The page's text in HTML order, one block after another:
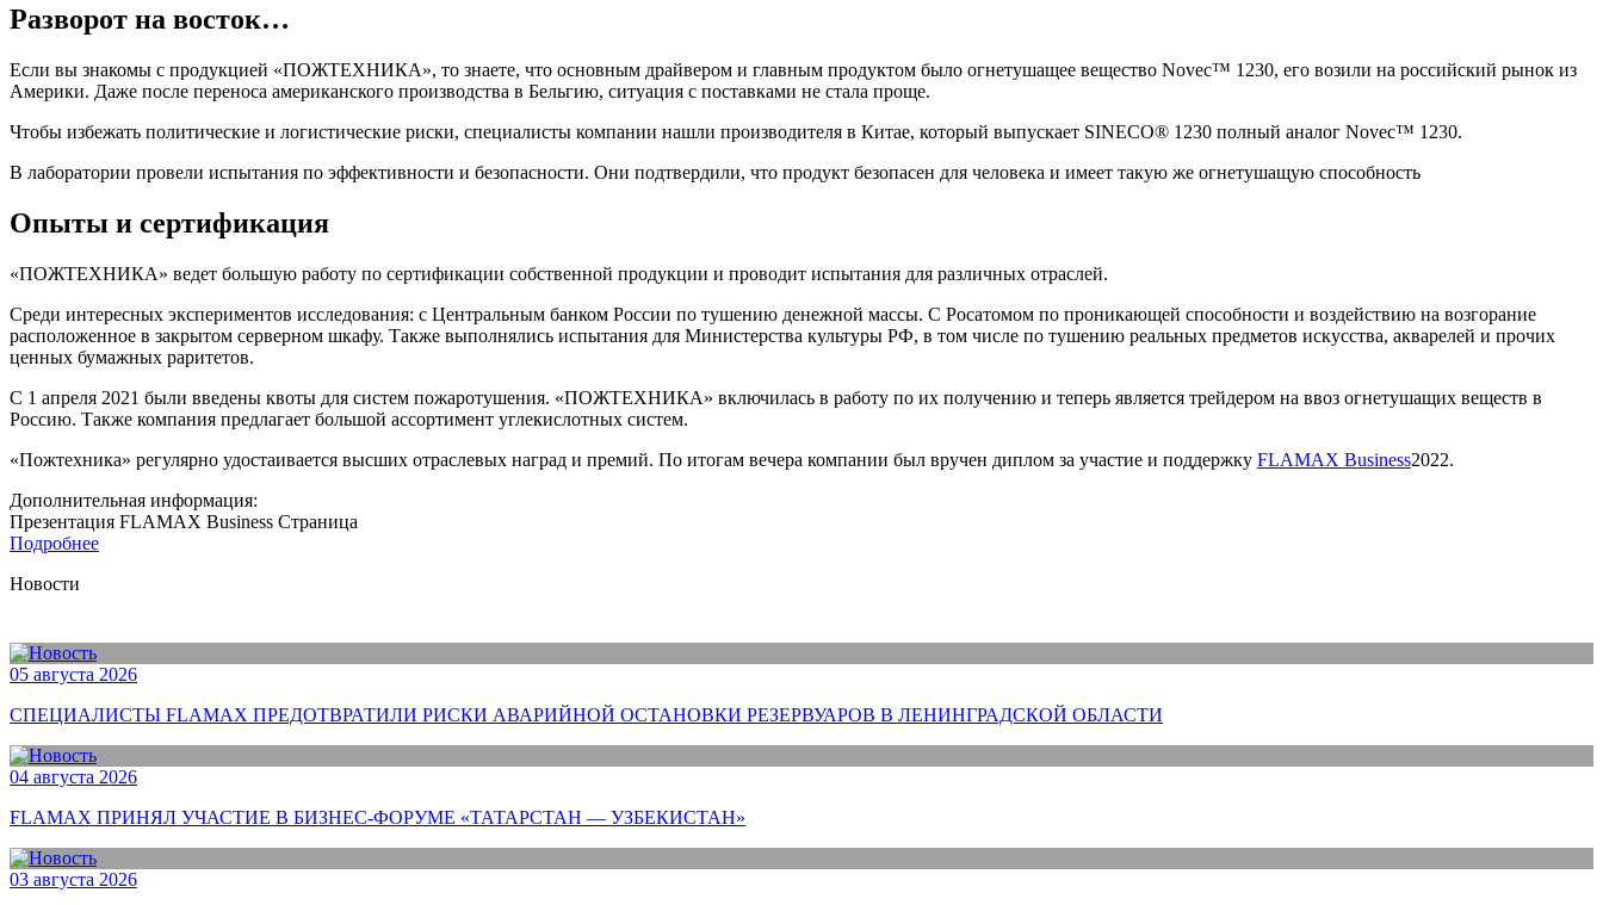
Разворот на восток…
Если вы знакомы с продукцией «ПОЖТЕХНИКА», то знаете, что основным драйвером и главным продуктом было огнетушащее вещество Novec™ 1230, его возили на российский рынок из
Америки. Даже после переноса американского производства в Бельгию, ситуация с поставками не стала проще.
Чтобы избежать политические и логистические риски, специалисты компании нашли производителя в Китае, который выпускает SINECO® 1230 полный аналог Novec™ 1230.
В лаборатории провели испытания по эффективности и безопасности. Они подтвердили, что продукт безопасен для человека и имеет такую же огнетушащую способность
Опыты и сертификация
«ПОЖТЕХНИКА» ведет большую работу по сертификации собственной продукции и проводит испытания для различных отраслей.
Среди интересных экспериментов исследования: с Центральным банком России по тушению денежной массы. С Росатомом по проникающей способности и воздействию на возгорание
расположенное в закрытом серверном шкафу. Также выполнялись испытания для Министерства культуры РФ, в том числе по тушению реальных предметов искусства, акварелей и прочих
ценных бумажных раритетов.
С 1 апреля 2021 были введены квоты для систем пожаротушения. «ПОЖТЕХНИКА» включилась в работу по их получению и теперь является трейдером на ввоз огнетушащих веществ в
Россию. Также компания предлагает большой ассортимент углекислотных систем.
«Пожтехника» регулярно удостаивается высших отраслевых наград и премий. По итогам вечера компании был вручен диплом за участие и поддержку FLAMAX Business2022.
Дополнительная информация:
Презентация FLAMAX Business Страница
Подробнее
Новости
05 августа 2026
СПЕЦИАЛИСТЫ FLAMAX ПРЕДОТВРАТИЛИ РИСКИ АВАРИЙНОЙ ОСТАНОВКИ РЕЗЕРВУАРОВ В ЛЕНИНГРАДСКОЙ ОБЛАСТИ
04 августа 2026
FLAMAX ПРИНЯЛ УЧАСТИЕ В БИЗНЕС-ФОРУМЕ «ТАТАРСТАН — УЗБЕКИСТАН»
03 августа 2026